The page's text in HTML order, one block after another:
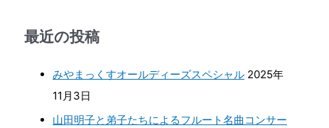
最近の投稿
みやまっくすオールディーズスペシャル 2025年
11月3日
山田明子と弟子たちによるフルート名曲コンサー